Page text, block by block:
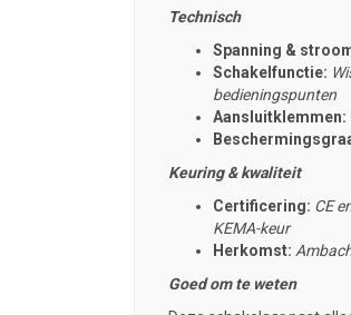
Technisch
Spanning &
Schakelfunctie:
bedieningspunten
Aansluitklemmen:
Keuring & kwaliteit
Certificering: CE
KEMA-keur
Herkomst:
Goed om te weten